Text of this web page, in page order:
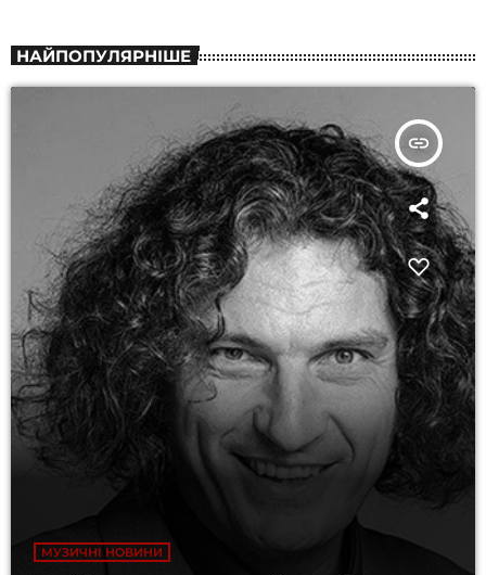
НАЙПОПУЛЯРНІШЕ
insert_link
МУЗИЧНІ НОВИНИ